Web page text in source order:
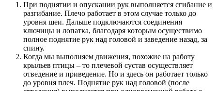
При поднятии и опускании рук выполняется сгибание и
разгибание. Плечо работает в этом случае только до
уровня шеи. Дальше подключаются соединения
ключицы и лопатка, благодаря которым осуществимо
полное поднятие рук над головой и заведение назад, за
спину.
Когда мы выполняем движения, похожие на работу
крыльев птицы – то плечевой сустав осуществляет
отведение и приведение. Но и здесь он работает только
до уровня плеч. Поднятие рук над головой (после